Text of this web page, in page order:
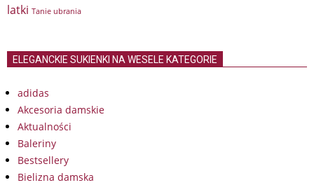
latki Tanie ubrania
ELEGANCKIE SUKIENKI NA WESELE KATEGORIE
adidas
Akcesoria damskie
Aktualności
Baleriny
Bestsellery
Bielizna damska